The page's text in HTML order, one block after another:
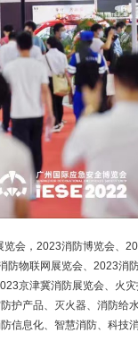
会，2023消防博览会、
物联网展览会、2023消防
京津冀消防展览会、火
护产品、灭火器、消防给
信息化、智慧消防、科技